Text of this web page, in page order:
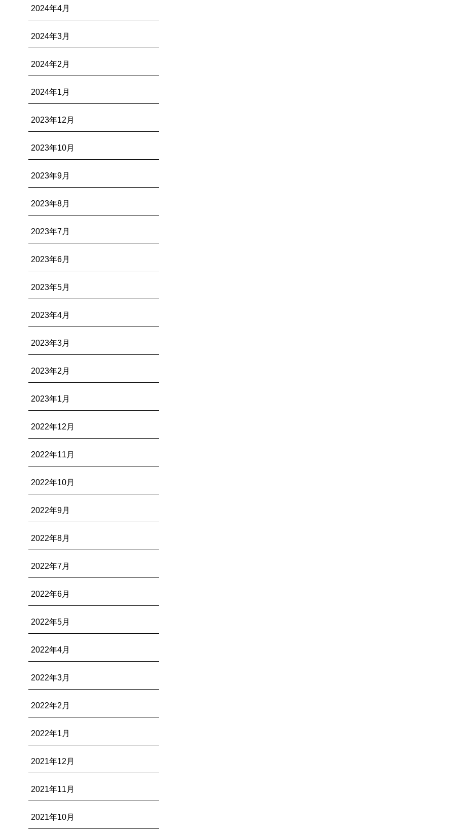
2024年4月
2024年3月
2024年2月
2024年1月
2023年12月
2023年10月
2023年9月
2023年8月
2023年7月
2023年6月
2023年5月
2023年4月
2023年3月
2023年2月
2023年1月
2022年12月
2022年11月
2022年10月
2022年9月
2022年8月
2022年7月
2022年6月
2022年5月
2022年4月
2022年3月
2022年2月
2022年1月
2021年12月
2021年11月
2021年10月